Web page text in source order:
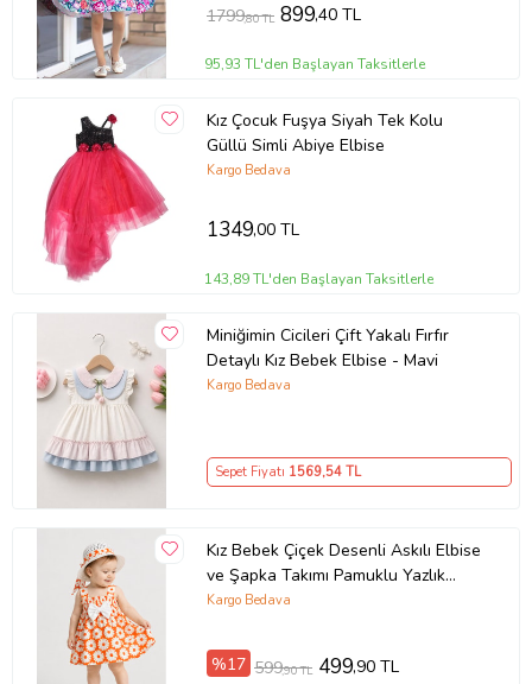
1799,80 TL 899,40 TL
95,93 TL'den Başlayan Taksitlerle
Kız Çocuk Fuşya Siyah Tek Kolu
Güllü Simli Abiye Elbise
Kargo Bedava
1349,00 TL
143,89 TL'den Başlayan Taksitlerle
Miniğimin Cicileri Çift Yakalı Fırfır
Detaylı Kız Bebek Elbise - Mavi
Kargo Bedava
Sepet Fiyatı 1569,54 TL
Kız Bebek Çiçek Desenli Askılı Elbise
ve Şapka Takımı Pamuklu Yazlık
Papatya Desenli Fiyonklu Bebek
Kargo Bedava
%17 599,90 TL 499,90 TL